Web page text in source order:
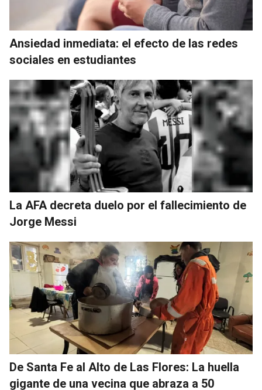
Ansiedad inmediata: el efecto de las redes
sociales en estudiantes
La AFA decreta duelo por el fallecimiento de
Jorge Messi
De Santa Fe al Alto de Las Flores: La huella
gigante de una vecina que abraza a 50